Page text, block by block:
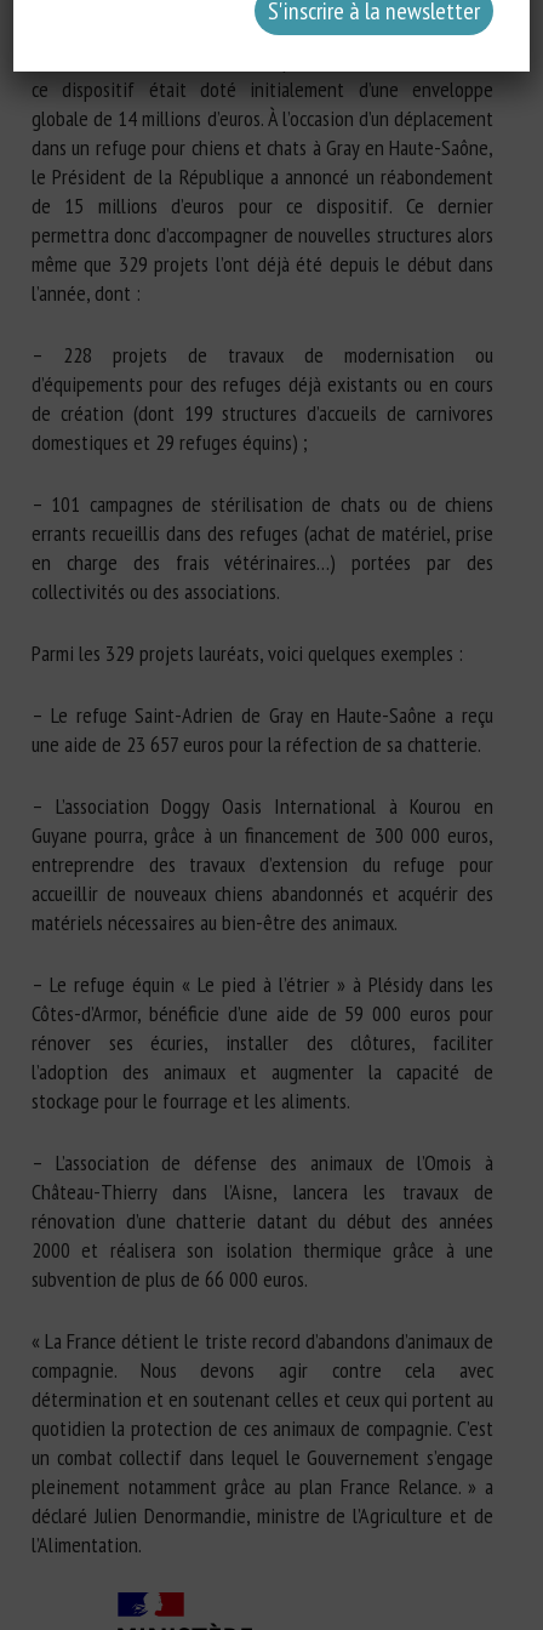
ce dispositif était doté initialement d’une enveloppe
globale de 14 millions d’euros. À l’occasion d’un déplacement
dans un refuge pour chiens et chats à Gray en Haute-Saône,
le Président de la République a annoncé un réabondement
de 15 millions d’euros pour ce dispositif. Ce dernier
permettra donc d’accompagner de nouvelles structures alors
même que 329 projets l’ont déjà été depuis le début dans
l’année, dont :
– 228 projets de travaux de modernisation ou
d’équipements pour des refuges déjà existants ou en cours
de création (dont 199 structures d’accueils de carnivores
domestiques et 29 refuges équins) ;
– 101 campagnes de stérilisation de chats ou de chiens
errants recueillis dans des refuges (achat de matériel, prise
en charge des frais vétérinaires…) portées par des
collectivités ou des associations.
Parmi les 329 projets lauréats, voici quelques exemples :
– Le refuge Saint-Adrien de Gray en Haute-Saône a reçu
une aide de 23 657 euros pour la réfection de sa chatterie.
– L’association Doggy Oasis International à Kourou en
Guyane pourra, grâce à un financement de 300 000 euros,
entreprendre des travaux d’extension du refuge pour
accueillir de nouveaux chiens abandonnés et acquérir des
matériels nécessaires au bien-être des animaux.
– Le refuge équin « Le pied à l’étrier » à Plésidy dans les
Côtes-d’Armor, bénéficie d’une aide de 59 000 euros pour
rénover ses écuries, installer des clôtures, faciliter
l’adoption des animaux et augmenter la capacité de
stockage pour le fourrage et les aliments.
– L’association de défense des animaux de l’Omois à
Château-Thierry dans l’Aisne, lancera les travaux de
rénovation d’une chatterie datant du début des années
2000 et réalisera son isolation thermique grâce à une
subvention de plus de 66 000 euros.
« La France détient le triste record d’abandons d’animaux de
compagnie. Nous devons agir contre cela avec
détermination et en soutenant celles et ceux qui portent au
quotidien la protection de ces animaux de compagnie. C’est
un combat collectif dans lequel le Gouvernement s’engage
pleinement notamment grâce au plan France Relance. » a
déclaré Julien Denormandie, ministre de l’Agriculture et de
l’Alimentation.